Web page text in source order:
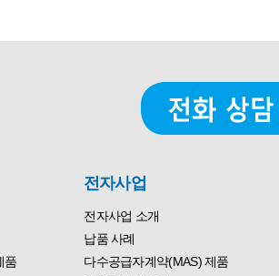
품
전자사업
전자사업 소개
납품 사례
다수공급자계약(MAS) 제품